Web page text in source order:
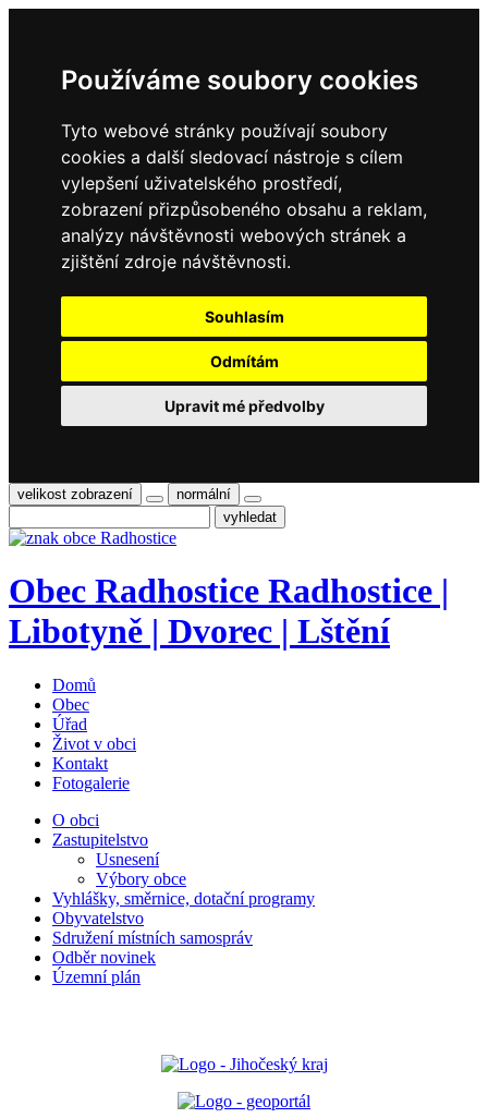
Používáme soubory cookies
Tyto webové stránky používají soubory
cookies a další sledovací nástroje s cílem
vylepšení uživatelského prostředí,
zobrazení přizpůsobeného obsahu a reklam,
analýzy návštěvnosti webových stránek a
zjištění zdroje návštěvnosti.
Souhlasím
Odmítám
Upravit mé předvolby
velikost zobrazení normální
Obec Radhostice Radhostice |
Libotyně | Dvorec | Lštění
Domů
Obec
Úřad
Život v obci
Kontakt
Fotogalerie
O obci
Zastupitelstvo
Usnesení
Výbory obce
Vyhlášky, směrnice, dotační programy
Obyvatelstvo
Sdružení místních samospráv
Odběr novinek
Územní plán